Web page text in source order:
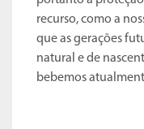
recurso, como a
que as gerações
natural e de
bebemos